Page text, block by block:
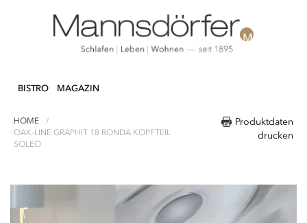
zum
BISTRO MAGAZIN
Produktdaten
drucken
HOME
OAK-LINE GRAPHIT 18 RONDA KOPFTEIL
SOLEO
Ende
der